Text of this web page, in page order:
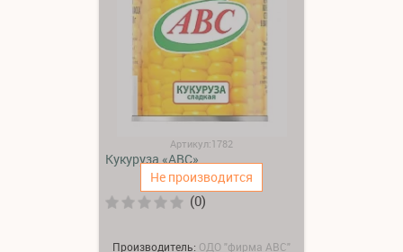
Не производится
Артикул:1782
Кукуруза «АВС»
(0)
Производитель: ОДО "фирма АВС"